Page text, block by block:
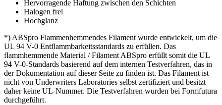
Hervorragende Haftung zwischen den Schichten
Halogen frei
Hochglanz
*) ABSpro Flammenhemmendes Filament wurde entwickelt, um die
UL 94 V-0 Entflammbarkeitsstandards zu erfüllen. Das
flammhemmende Material / Filament ABSpro erfüllt somit die UL
94 V-0-Standards basierend auf dem internen Testverfahren, das in
der Dokumentation auf dieser Seite zu finden ist. Das Filament ist
nicht von Underwriters Laboratories selbst zertifiziert und besitzt
daher keine UL-Nummer. Die Testverfahren wurden bei Formfutura
durchgeführt.